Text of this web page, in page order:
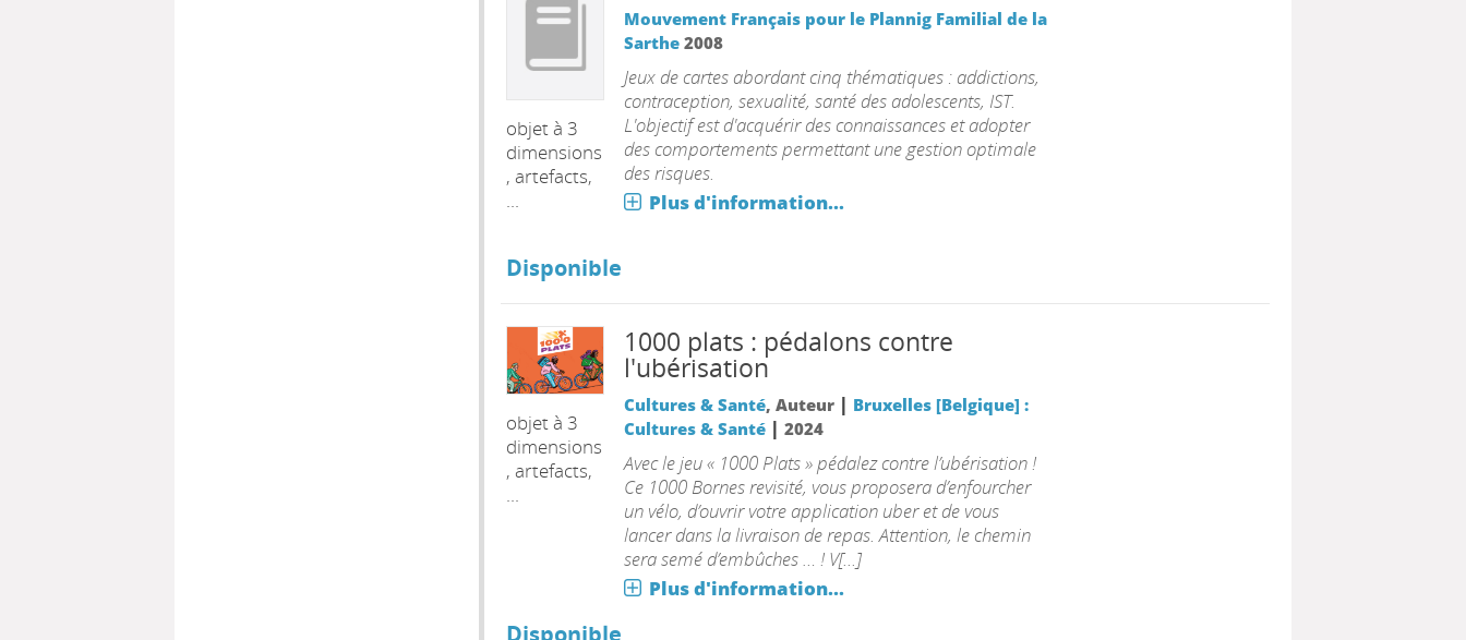
objet à 3
dimensions
, artefacts,
Mouvement Français pour le Plannig Familial de la
Sarthe 2008
Jeux de cartes abordant cinq thématiques : addictions,
contraception, sexualité, santé des adolescents, IST.
L'objectif est d'acquérir des connaissances et adopter
des comportements permettant une gestion optimale
des risques.
Plus d'information...
Disponible
objet à 3
dimensions
, artefacts,
...
1000 plats : pédalons contre
l'ubérisation
Cultures & Santé, Auteur | Bruxelles [Belgique] :
Cultures & Santé| 2024
Avec le jeu « 1000 Plats » pédalez contre l’ubérisation !
Ce 1000 Bornes revisité, vous proposera d’enfourcher
un vélo, d’ouvrir votre application uber et de vous
lancer dans la livraison de repas. Attention, le chemin
sera semé d’embûches … ! V[...]
Plus d'information...
Disponible